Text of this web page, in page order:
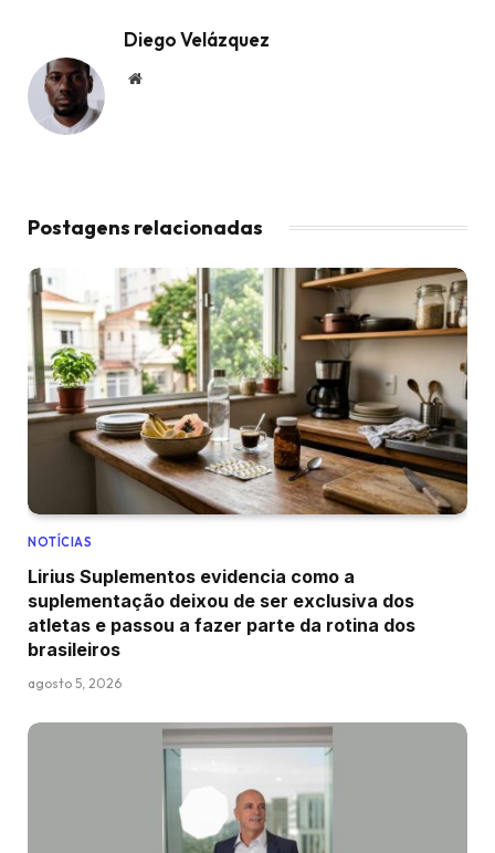
Diego Velázquez
Website
Postagens relacionadas
NOTÍCIAS
Lirius Suplementos evidencia como a
suplementação deixou de ser exclusiva dos
atletas e passou a fazer parte da rotina dos
brasileiros
agosto 5, 2026